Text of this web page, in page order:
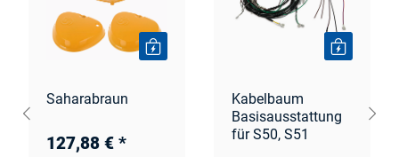
Saharabraun
127,88 € *
Kabelbaum
Basisausstattung
für S50, S51